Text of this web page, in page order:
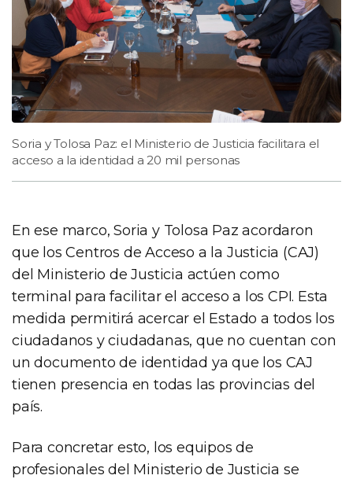
Soria y Tolosa Paz: el Ministerio de Justicia facilitara el
acceso a la identidad a 20 mil personas
En ese marco, Soria y Tolosa Paz acordaron
que los Centros de Acceso a la Justicia (CAJ)
del Ministerio de Justicia actúen como
terminal para facilitar el acceso a los CPI. Esta
medida permitirá acercar el Estado a todos los
ciudadanos y ciudadanas, que no cuentan con
un documento de identidad ya que los CAJ
tienen presencia en todas las provincias del
país.
Para concretar esto, los equipos de
profesionales del Ministerio de Justicia se